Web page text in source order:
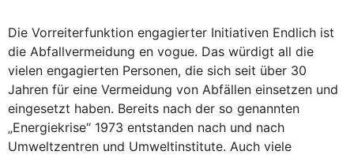
Die Vorreiterfunktion engagierter Initiativen Endlich ist
die Abfallvermeidung en vogue. Das würdigt all die
vielen engagierten Personen, die sich seit über 30
Jahren für eine Vermeidung von Abfällen einsetzen und
eingesetzt haben. Bereits nach der so genannten
„Energiekrise“ 1973 entstanden nach und nach
Umweltzentren und Umweltinstitute. Auch viele